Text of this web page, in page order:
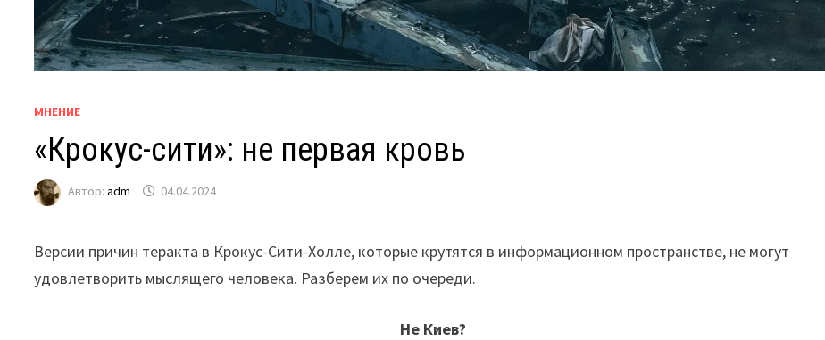
МНЕНИЕ
«Крокус-сити»: не первая кровь
Автор:adm 04.04.2024
Версии причин теракта в Крокус-Сити-Холле, которые крутятся в информационном пространстве, не могут
удовлетворить мыслящего человека. Разберем их по очереди.
Не Киев?